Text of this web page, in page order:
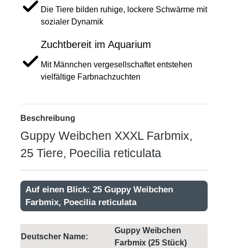
Die Tiere bilden ruhige, lockere Schwärme mit
sozialer Dynamik
Zuchtbereit im Aquarium
Mit Männchen vergesellschaftet entstehen
vielfältige Farbnachzuchten
Beschreibung
Guppy Weibchen XXXL Farbmix,
25 Tiere, Poecilia reticulata
Auf einen Blick: 25 Guppy Weibchen
Farbmix, Poecilia reticulata
Deutscher Name:
Guppy Weibchen
Farbmix (25 Stück)